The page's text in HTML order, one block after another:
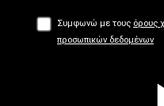
Συμφωνώ με τους όρους
προσωπικών δεδομένων